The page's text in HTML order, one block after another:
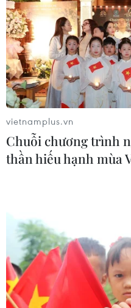
Fatima cho biết, việc vẽ lên
làm mẹ sẽ là trải nghiệm thú
Theo Fatima, các bức tranh
con mình nhiều hơn.
vietnamplus.vn
Chuỗi chương trình
thần hiếu hạnh mùa